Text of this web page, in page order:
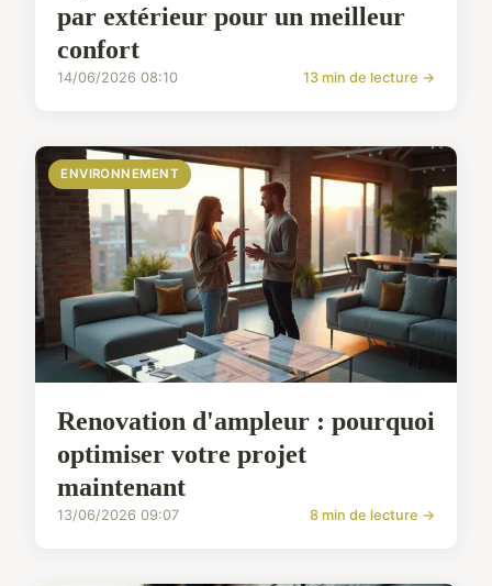
par extérieur pour un meilleur
confort
14/06/2026 08:10 13 min de lecture →
ENVIRONNEMENT
Renovation d'ampleur : pourquoi
optimiser votre projet
maintenant
13/06/2026 09:07 8 min de lecture →